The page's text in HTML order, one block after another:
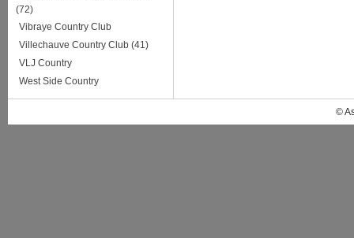
(72)
Vibraye Country Club
Villechauve Country Club (41)
VLJ Country
West Side Country
©